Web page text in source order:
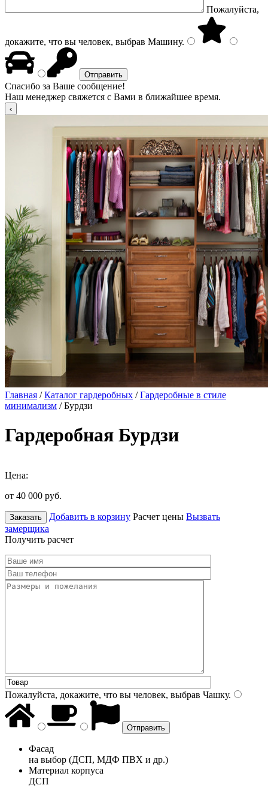
Пожалуйста,
докажите, что вы человек, выбрав Машину.
Спасибо за Ваше сообщение!
Наш менеджер свяжется с Вами в ближайшее время.
Главная /Каталог гардеробных /Гардеробные в стиле
минимализм / Бурдзи
Гардеробная Бурдзи
Цена:
от 40 000 руб.
Заказать Добавить в корзину Расчет цены Вызвать
замерщика
Получить расчет
Пожалуйста, докажите, что вы человек, выбрав Чашку.
Фасад
на выбор (ДСП, МДФ ПВХ и др.)
Материал корпуса
ДСП